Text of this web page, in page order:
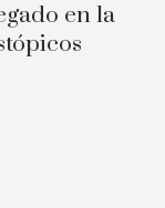
en la